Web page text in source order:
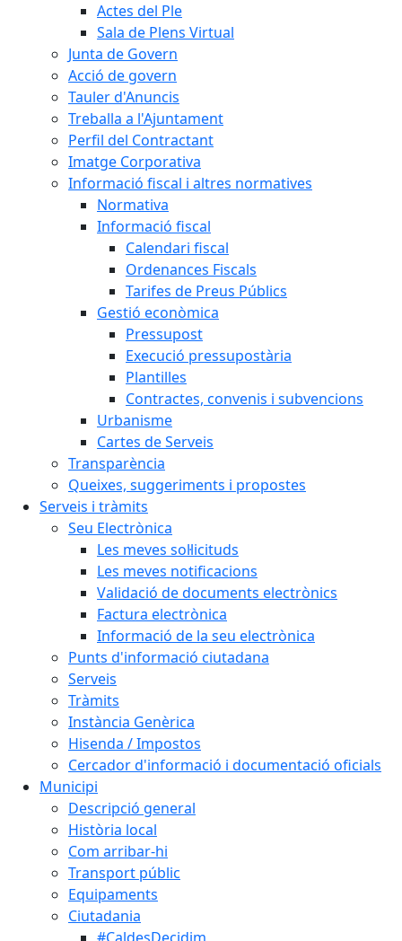
Actes del Ple
Sala de Plens Virtual
Junta de Govern
Acció de govern
Tauler d'Anuncis
Treballa a l'Ajuntament
Perfil del Contractant
Imatge Corporativa
Informació fiscal i altres normatives
Normativa
Informació fiscal
Calendari fiscal
Ordenances Fiscals
Tarifes de Preus Públics
Gestió econòmica
Pressupost
Execució pressupostària
Plantilles
Contractes, convenis i subvencions
Urbanisme
Cartes de Serveis
Transparència
Queixes, suggeriments i propostes
Serveis i tràmits
Seu Electrònica
Les meves sol·licituds
Les meves notificacions
Validació de documents electrònics
Factura electrònica
Informació de la seu electrònica
Punts d'informació ciutadana
Serveis
Tràmits
Instància Genèrica
Hisenda / Impostos
Cercador d'informació i documentació oficials
Municipi
Descripció general
Història local
Com arribar-hi
Transport públic
Equipaments
Ciutadania